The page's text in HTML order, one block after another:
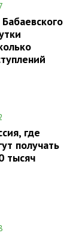
где
получать
тысяч